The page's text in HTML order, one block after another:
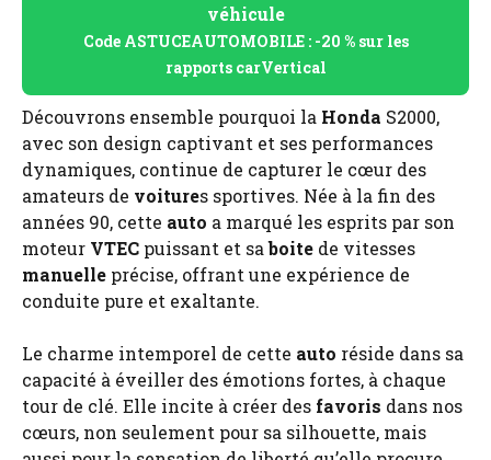
véhicule
Code ASTUCEAUTOMOBILE : -20 % sur les
rapports carVertical
Découvrons ensemble pourquoi la Honda S2000,
avec son design captivant et ses performances
dynamiques, continue de capturer le cœur des
amateurs de voitures sportives. Née à la fin des
années 90, cette auto a marqué les esprits par son
moteur VTEC puissant et saboite de vitesses
manuelle précise, offrant une expérience de
conduite pure et exaltante.
Le charme intemporel de cette auto réside dans sa
capacité à éveiller des émotions fortes, à chaque
tour de clé. Elle incite à créer des favoris dans nos
cœurs, non seulement pour sa silhouette, mais